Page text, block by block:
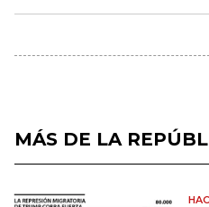
MÁS DE LA